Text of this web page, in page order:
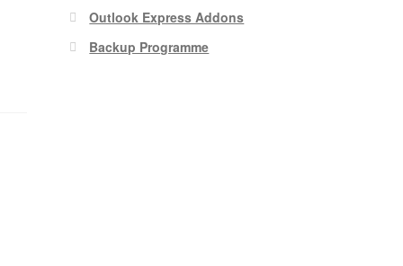
Outlook Express Addons
Backup Programme